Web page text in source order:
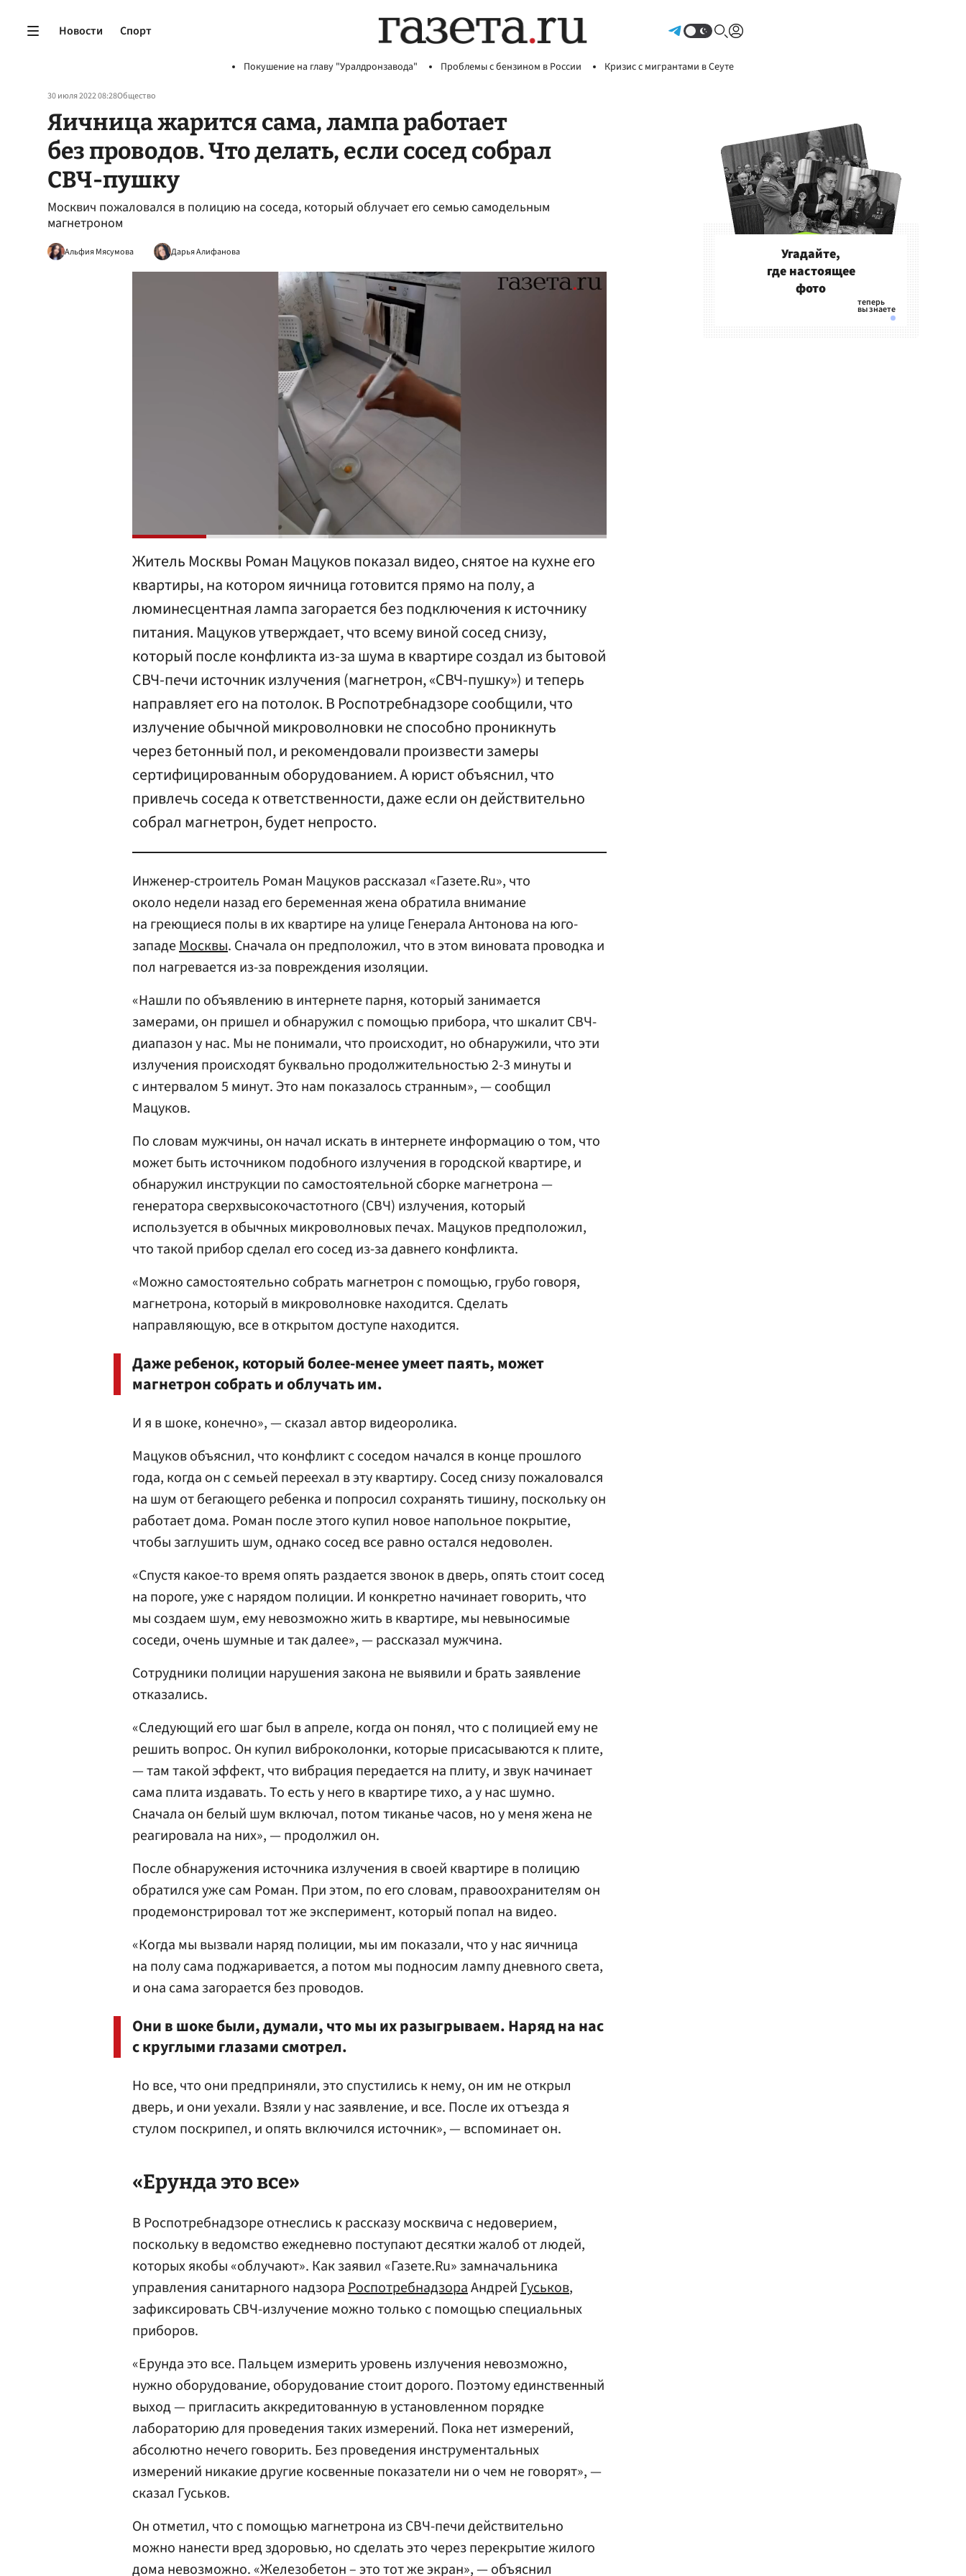
Новости Спорт
Покушение на главу "Уралдронзавода" Проблемы с бензином в России Кризис с мигрантами в Сеуте
30 июля 2022 08:28Общество
Яичница жарится сама, лампа работает
без проводов. Что делать, если сосед собрал
СВЧ-пушку
Москвич пожаловался в полицию на соседа, который облучает его семью самодельным
магнетроном
Альфия Мясумова Дарья Алифанова
Житель Москвы Роман Мацуков показал видео, снятое на кухне его
квартиры, на котором яичница готовится прямо на полу, а
люминесцентная лампа загорается без подключения к источнику
питания. Мацуков утверждает, что всему виной сосед снизу,
который после конфликта из-за шума в квартире создал из бытовой
СВЧ-печи источник излучения (магнетрон, «СВЧ-пушку») и теперь
направляет его на потолок. В Роспотребнадзоре сообщили, что
излучение обычной микроволновки не способно проникнуть
через бетонный пол, и рекомендовали произвести замеры
сертифицированным оборудованием. А юрист объяснил, что
привлечь соседа к ответственности, даже если он действительно
собрал магнетрон, будет непросто.
Инженер-строитель Роман Мацуков рассказал «Газете.Ru», что
около недели назад его беременная жена обратила внимание
на греющиеся полы в их квартире на улице Генерала Антонова на юго-
западеМосквы. Сначала он предположил, что в этом виновата проводка и
пол нагревается из-за повреждения изоляции.
«Нашли по объявлению в интернете парня, который занимается
замерами, он пришел и обнаружил с помощью прибора, что шкалит СВЧ-
диапазон у нас. Мы не понимали, что происходит, но обнаружили, что эти
излучения происходят буквально продолжительностью 2-3 минуты и
с интервалом 5 минут. Это нам показалось странным», — сообщил
Мацуков.
По словам мужчины, он начал искать в интернете информацию о том, что
может быть источником подобного излучения в городской квартире, и
обнаружил инструкции по самостоятельной сборке магнетрона —
генератора сверхвысокочастотного (СВЧ) излучения, который
используется в обычных микроволновых печах. Мацуков предположил,
что такой прибор сделал его сосед из-за давнего конфликта.
«Можно самостоятельно собрать магнетрон с помощью, грубо говоря,
магнетрона, который в микроволновке находится. Сделать
направляющую, все в открытом доступе находится.
Даже ребенок, который более-менее умеет паять, может
магнетрон собрать и облучать им.
И я в шоке, конечно», — сказал автор видеоролика.
Мацуков объяснил, что конфликт с соседом начался в конце прошлого
года, когда он с семьей переехал в эту квартиру. Сосед снизу пожаловался
на шум от бегающего ребенка и попросил сохранять тишину, поскольку он
работает дома. Роман после этого купил новое напольное покрытие,
чтобы заглушить шум, однако сосед все равно остался недоволен.
«Спустя какое-то время опять раздается звонок в дверь, опять стоит сосед
на пороге, уже с нарядом полиции. И конкретно начинает говорить, что
мы создаем шум, ему невозможно жить в квартире, мы невыносимые
соседи, очень шумные и так далее», — рассказал мужчина.
Сотрудники полиции нарушения закона не выявили и брать заявление
отказались.
«Следующий его шаг был в апреле, когда он понял, что с полицией ему не
решить вопрос. Он купил виброколонки, которые присасываются к плите,
— там такой эффект, что вибрация передается на плиту, и звук начинает
сама плита издавать. То есть у него в квартире тихо, а у нас шумно.
Сначала он белый шум включал, потом тиканье часов, но у меня жена не
реагировала на них», — продолжил он.
После обнаружения источника излучения в своей квартире в полицию
обратился уже сам Роман. При этом, по его словам, правоохранителям он
продемонстрировал тот же эксперимент, который попал на видео.
«Когда мы вызвали наряд полиции, мы им показали, что у нас яичница
на полу сама поджаривается, а потом мы подносим лампу дневного света,
и она сама загорается без проводов.
Они в шоке были, думали, что мы их разыгрываем. Наряд на нас
с круглыми глазами смотрел.
Но все, что они предприняли, это спустились к нему, он им не открыл
дверь, и они уехали. Взяли у нас заявление, и все. После их отъезда я
стулом поскрипел, и опять включился источник», — вспоминает он.
«Ерунда это все»
В Роспотребнадзоре отнеслись к рассказу москвича с недоверием,
поскольку в ведомство ежедневно поступают десятки жалоб от людей,
которых якобы «облучают». Как заявил «Газете.Ru» замначальника
управления санитарного надзораРоспотребнадзораАндрейГуськов,
зафиксировать СВЧ-излучение можно только с помощью специальных
приборов.
«Ерунда это все. Пальцем измерить уровень излучения невозможно,
нужно оборудование, оборудование стоит дорого. Поэтому единственный
выход — пригласить аккредитованную в установленном порядке
лабораторию для проведения таких измерений. Пока нет измерений,
абсолютно нечего говорить. Без проведения инструментальных
измерений никакие другие косвенные показатели ни о чем не говорят», —
сказал Гуськов.
Он отметил, что с помощью магнетрона из СВЧ-печи действительно
можно нанести вред здоровью, но сделать это через перекрытие жилого
дома невозможно. «Железобетон – это тот же экран», — объяснил
Угадайте,
где настоящее
фото